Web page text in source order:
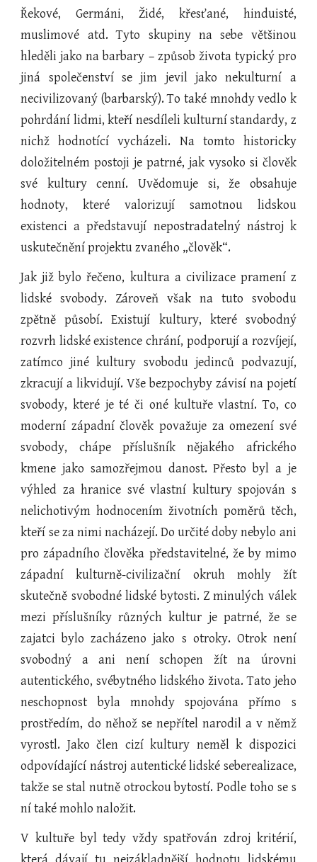
Řekové, Germáni, Židé, křesťané, hinduisté,
muslimové atd. Tyto skupiny na sebe většinou
hleděli jako na barbary – způsob života typický pro
jiná společenství se jim jevil jako nekulturní a
necivilizovaný (barbarský). To také mnohdy vedlo k
pohrdání lidmi, kteří nesdíleli kulturní standardy, z
nichž hodnotící vycházeli. Na tomto historicky
doložitelném postoji je patrné, jak vysoko si člověk
své kultury cenní. Uvědomuje si, že obsahuje
hodnoty, které valorizují samotnou lidskou
existenci a představují nepostradatelný nástroj k
uskutečnění projektu zvaného „člověk“.
Jak již bylo řečeno, kultura a civilizace pramení z
lidské svobody. Zároveň však na tuto svobodu
zpětně působí. Existují kultury, které svobodný
rozvrh lidské existence chrání, podporují a rozvíjejí,
zatímco jiné kultury svobodu jedinců podvazují,
zkracují a likvidují. Vše bezpochyby závisí na pojetí
svobody, které je té či oné kultuře vlastní. To, co
moderní západní člověk považuje za omezení své
svobody, chápe příslušník nějakého afrického
kmene jako samozřejmou danost. Přesto byl a je
výhled za hranice své vlastní kultury spojován s
nelichotivým hodnocením životních poměrů těch,
kteří se za nimi nacházejí. Do určité doby nebylo ani
pro západního člověka představitelné, že by mimo
západní kulturně-civilizační okruh mohly žít
skutečně svobodné lidské bytosti. Z minulých válek
mezi příslušníky různých kultur je patrné, že se
zajatci bylo zacházeno jako s otroky. Otrok není
svobodný a ani není schopen žít na úrovni
autentického, svébytného lidského života. Tato jeho
neschopnost byla mnohdy spojována přímo s
prostředím, do něhož se nepřítel narodil a v němž
vyrostl. Jako člen cizí kultury neměl k dispozici
odpovídající nástroj autentické lidské seberealizace,
takže se stal nutně otrockou bytostí. Podle toho se s
ní také mohlo naložit.
V kultuře byl tedy vždy spatřován zdroj kritérií,